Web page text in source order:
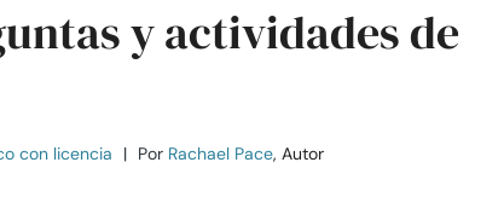
y actividades de
con licencia | Por Rachael Pace, Autor